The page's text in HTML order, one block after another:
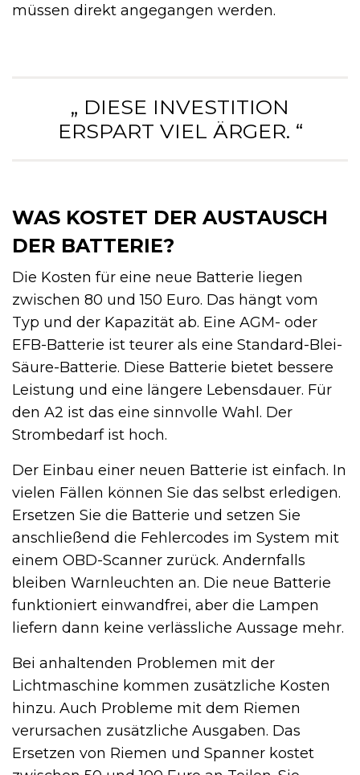
müssen direkt angegangen werden.
„ DIESE INVESTITION
ERSPART VIEL ÄRGER. “
WAS KOSTET DER AUSTAUSCH
DER BATTERIE?
Die Kosten für eine neue Batterie liegen
zwischen 80 und 150 Euro. Das hängt vom
Typ und der Kapazität ab. Eine AGM- oder
EFB-Batterie ist teurer als eine Standard-Blei-
Säure-Batterie. Diese Batterie bietet bessere
Leistung und eine längere Lebensdauer. Für
den A2 ist das eine sinnvolle Wahl. Der
Strombedarf ist hoch.
Der Einbau einer neuen Batterie ist einfach. In
vielen Fällen können Sie das selbst erledigen.
Ersetzen Sie die Batterie und setzen Sie
anschließend die Fehlercodes im System mit
einem OBD-Scanner zurück. Andernfalls
bleiben Warnleuchten an. Die neue Batterie
funktioniert einwandfrei, aber die Lampen
liefern dann keine verlässliche Aussage mehr.
Bei anhaltenden Problemen mit der
Lichtmaschine kommen zusätzliche Kosten
hinzu. Auch Probleme mit dem Riemen
verursachen zusätzliche Ausgaben. Das
Ersetzen von Riemen und Spanner kostet